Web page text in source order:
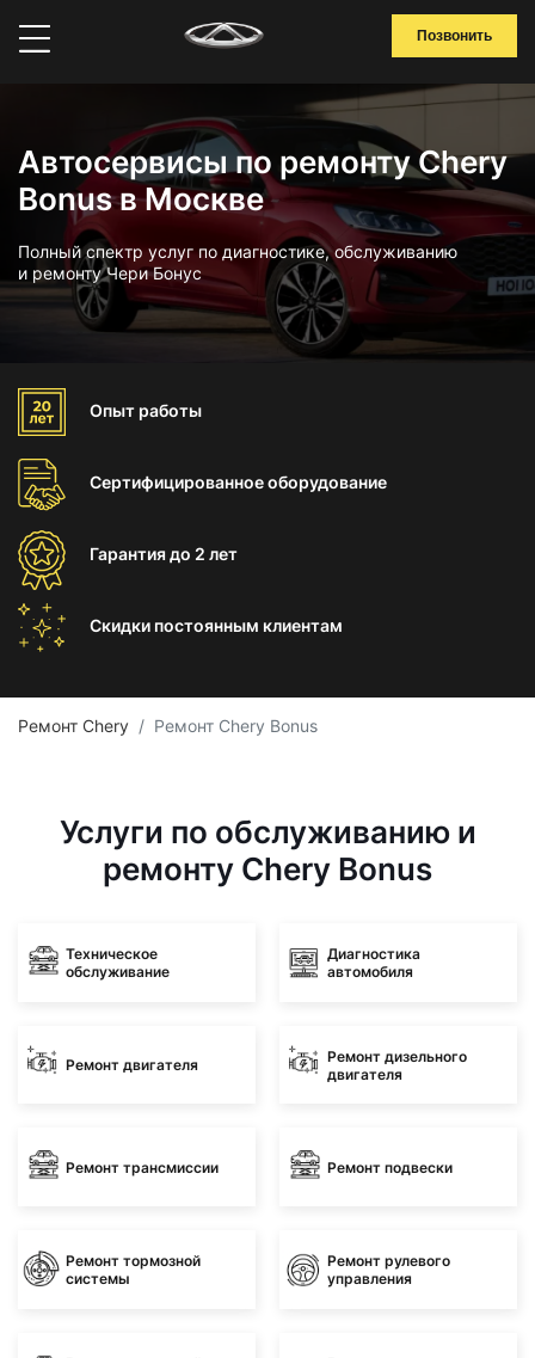
Позвонить
Автосервисы по ремонту Chery
Bonus в Москве
Полный спектр услуг по диагностике, обслуживанию
и ремонту Чери Бонус
Опыт работы
Сертифицированноеоборудование
Гарантиядо 2 лет
Скидки постоянным клиентам
Ремонт Chery Ремонт Chery Bonus
Услуги по обслуживанию и
ремонту Chery Bonus
Техническое
обслуживание
Диагностика
автомобиля
Ремонт двигателя
Ремонт дизельного
двигателя
Ремонт трансмиссии Ремонт подвески
Ремонт тормозной
системы
Ремонт рулевого
управления